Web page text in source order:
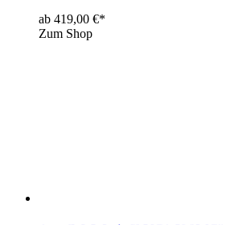
ab 419,00 €*
Zum Shop